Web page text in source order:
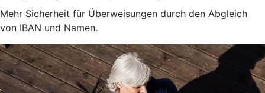
Mehr Sicherheit für Überweisungen durch den Abgleich
von IBAN und Namen.